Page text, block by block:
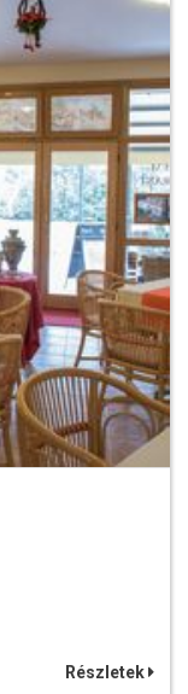
Részletek